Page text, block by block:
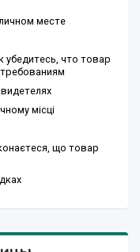
месте
убедитесь, что товар
місці
що товар